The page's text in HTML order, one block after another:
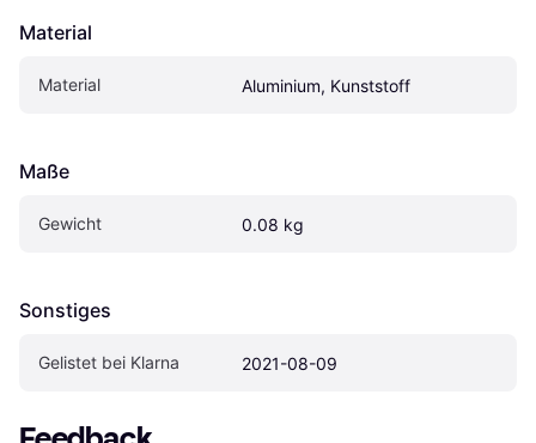
Material
Material Aluminium, Kunststoff
Maße
Gewicht 0.08 kg
Sonstiges
Gelistet bei Klarna 2021-08-09